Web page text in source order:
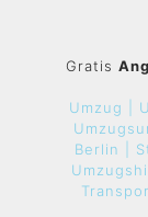
Gratis
Umzug |
Berlin |